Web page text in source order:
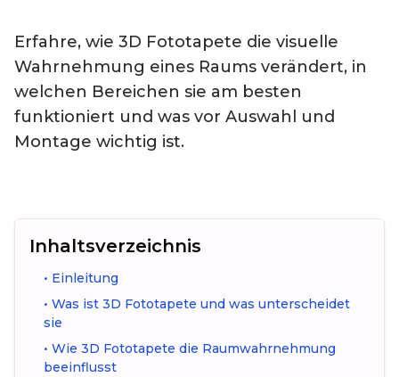
Erfahre, wie 3D Fototapete die visuelle
Wahrnehmung eines Raums verändert, in
welchen Bereichen sie am besten
funktioniert und was vor Auswahl und
Montage wichtig ist.
Inhaltsverzeichnis
• Einleitung
• Was ist 3D Fototapete und was unterscheidet
sie
• Wie 3D Fototapete die Raumwahrnehmung
beeinflusst